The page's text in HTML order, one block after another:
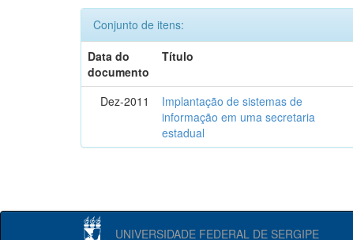
Conjunto de itens:
Data do
documento
Título
Dez-2011
Implantação de sistemas de
informação em uma secretaria
estadual
UNIVERSIDADE FEDERAL DE SERGIPE